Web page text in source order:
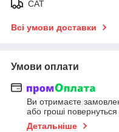
САТ
Всі умови доставки
Умови оплати
Ви отримаєте
або гроші
Детальніше